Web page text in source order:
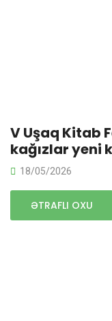
V Uşaq Kitab
kağızlar
18/05/2026
ƏTRAFLI OXU